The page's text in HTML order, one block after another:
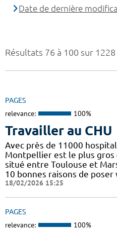
Résultats 76 à 100 sur
PAGES
relevance: 100%
Travailler au CHU
Avec près de 11000
Montpellier est le plus
situé entre Toulouse et
10 bonnes raisons de poser
18/02/2026 15:25
PAGES
relevance: 100%
Date de dernière